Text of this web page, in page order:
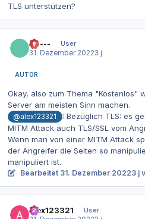
TLS unterstützen?
------
User
31. Dezember 20223 j
AUTOR
Okay, also zum Thema "Kostenlos"
Server am meisten Sinn machen.
@alex123321
: Bezüglich TLS: es
MITM Attack auch TLS/SSL vom
Wenn man von einer MITM Attack
der Angreifer die Seiten so
manipuliert ist.
Bearbeitet 31. Dezember 20223 j
alex123321
User